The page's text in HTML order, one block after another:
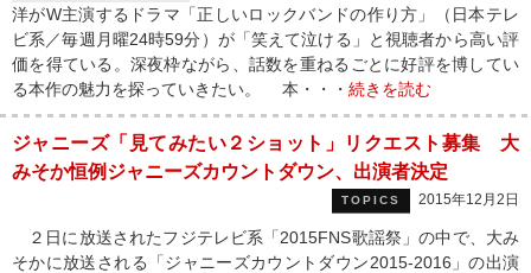
洋がW主演するドラマ「正しいロックバンドの作り方」（日本テレ
ビ系／毎週月曜24時59分）が「笑えて泣ける」と視聴者から高い評
価を得ている。深夜枠ながら、話数を重ねるごとに好評を博してい
る本作の魅力を探っていきたい。 本・・・ 続きを読む
ジャニーズ「見てみたい２ショット」リクエスト募集 大
みそか恒例ジャニーズカウントダウン、出演者決定
TOPICS 2015年12月2日
２日に放送されたフジテレビ系「2015FNS歌謡祭」の中で、大み
そかに放送される「ジャニーズカウントダウン2015-2016」の出演